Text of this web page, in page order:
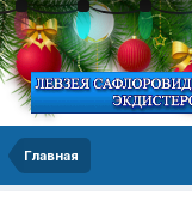
Главная